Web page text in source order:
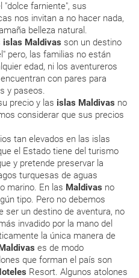
"dolce farniente", sus
nos invitan a no hacer nada,
belleza natural.
islas Maldivas son un destino
pero, las familias no están
edad, ni los aventureros
con pares para
y paseos.
precio y las islas Maldivas no
considerar que sus precios
tan elevados en las islas
el Estado tiene del turismo
y pretende preservar la
turquesas de aguas
marino. En las Maldivas no
tipo. Pero no debemos
ser un destino de aventura, no
invadido por la mano del
la única manera de
es de modo
que forman el país son
Resort. Algunos atolones